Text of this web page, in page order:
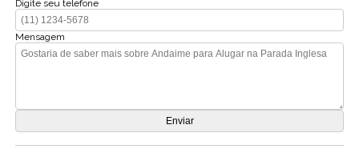
Digite seu telefone
Mensagem